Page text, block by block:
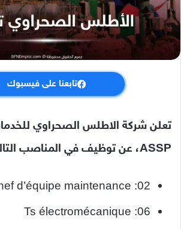
تابعنا على فيسبوك
تعلن شركة الاطلس الصحراوي
ASSP، عن توظيف في المناصب التالية:
d’équipe maintenance :02
Ts électromécanique :06